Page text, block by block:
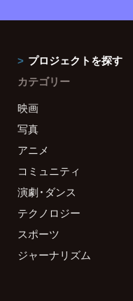
プロジェクトを探す
カテゴリー
映画
写真
アニメ
コミュニティ
演劇・ダンス
テクノロジー
スポーツ
ジャーナリズム